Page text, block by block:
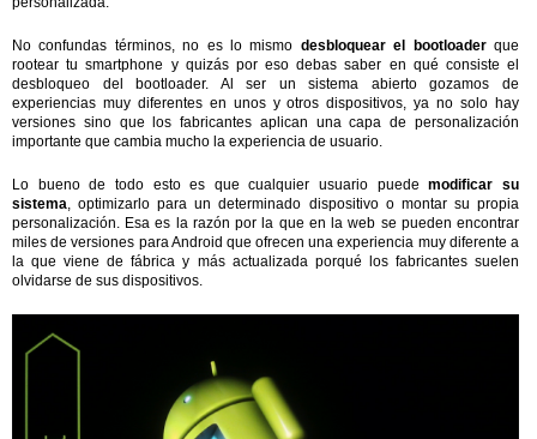
No confundas términos, no es lo mismo desbloquear el bootloaderque
rootear tu smartphone y quizás por eso debas saber en qué consiste el
desbloqueo del bootloader. Al ser un sistema abierto gozamos de
experiencias muy diferentes en unos y otros dispositivos, ya no solo hay
versiones sino que los fabricantes aplican una capa de personalización
importante que cambia mucho la experiencia de usuario.
Lo bueno de todo esto es que cualquier usuario puedemodificar su
sistema, optimizarlo para un determinado dispositivo o montar su propia
personalización. Esa es la razón por la que en la web se pueden encontrar
miles de versiones para Android que ofrecen una experiencia muy diferente a
la que viene de fábrica y más actualizada porqué los fabricantes suelen
olvidarse de sus dispositivos.